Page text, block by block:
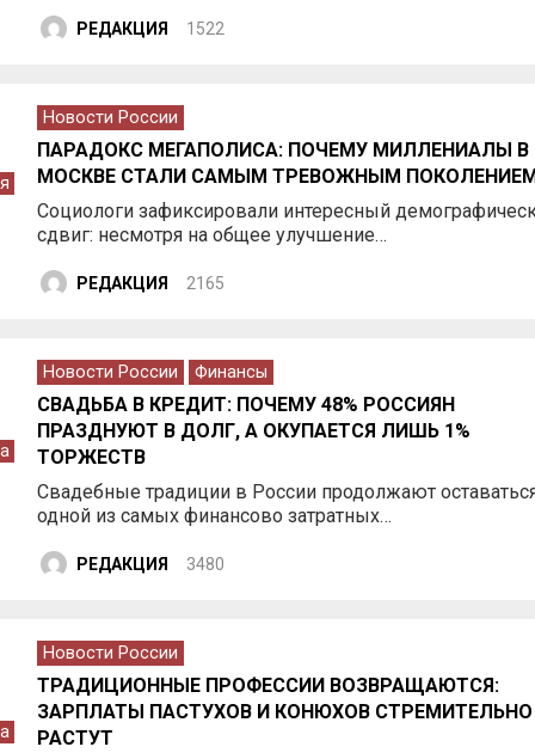
РЕДАКЦИЯ 1522
Новости России
ПАРАДОКС МЕГАПОЛИСА: ПОЧЕМУ МИЛЛЕНИАЛЫ В
МОСКВЕ СТАЛИ САМЫМ ТРЕВОЖНЫМ
Социологи зафиксировали интересный
сдвиг: несмотря на общее улучшение…
РЕДАКЦИЯ 2165
Новости России Финансы
СВАДЬБА В КРЕДИТ: ПОЧЕМУ 48% РОССИЯН
ПРАЗДНУЮТ В ДОЛГ, А ОКУПАЕТСЯ ЛИШЬ 1%
ТОРЖЕСТВ
Свадебные традиции в России продолжают
одной из самых финансово затратных…
РЕДАКЦИЯ 3480
Новости России
ТРАДИЦИОННЫЕ ПРОФЕССИИ ВОЗВРАЩАЮТСЯ:
ЗАРПЛАТЫ ПАСТУХОВ И КОНЮХОВ СТРЕМИТЕЛЬНО
РАСТУТ